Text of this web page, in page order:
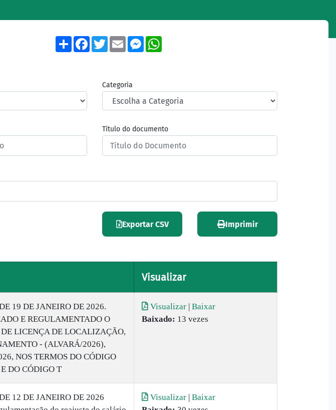
ShareFacebook
TwitterEmailMessenger
Categoria
Título do documento
Exportar CSV Imprimir
Visualizar
19 DE JANEIRO DE 2026.
E REGULAMENTADO O
LICENÇA DE LOCALIZAÇÃO,
- (ALVARÁ/2026),
NOS TERMOS DO CÓDIGO
DO CÓDIGO T
Visualizar | Baixar
Baixado: 13 vezes
12 DE JANEIRO DE 2026
Visualizar | Baixar